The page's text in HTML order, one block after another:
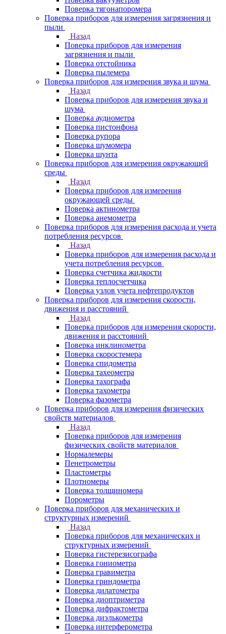
Поверка тягонапоромера
Поверка приборов для измерения загрязнения и
пыли
Назад
Поверка приборов для измерения
загрязнения и пыли
Поверка отстойника
Поверка пылемера
Поверка приборов для измерения звука и шума
Назад
Поверка приборов для измерения звука и
шума
Поверка аудиометра
Поверка пистонфона
Поверка рупора
Поверка шумомера
Поверка шунта
Поверка приборов для измерения окружающей
среды
Назад
Поверка приборов для измерения
окружающей среды
Поверка актинометра
Поверка анемометра
Поверка приборов для измерения расхода и учета
потребления ресурсов
Назад
Поверка приборов для измерения расхода и
учета потребления ресурсов
Поверка счетчика жидкости
Поверка теплосчетчика
Поверка узлов учета нефтепродуктов
Поверка приборов для измерения скорости,
движения и расстояний
Назад
Поверка приборов для измерения скорости,
движения и расстояний
Поверка инклинометра
Поверка скоростемера
Поверка спидометра
Поверка тахеометра
Поверка тахографа
Поверка тахометра
Поверка фазометра
Поверка приборов для измерения физических
свойств материалов
Назад
Поверка приборов для измерения
физических свойств материалов
Нормалемеры
Пенетрометры
Пластометры
Плотномеры
Поверка толщиномера
Порометры
Поверка приборов для механических и
структурных измерений
Назад
Поверка приборов для механических и
структурных измерений
Поверка гистерезисографа
Поверка гониометра
Поверка гравиметра
Поверка гриндометра
Поверка дилатометра
Поверка диоптриметра
Поверка дифрактометра
Поверка диэлькометра
Поверка интерферометра